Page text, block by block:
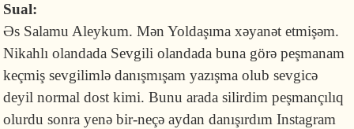
Sual:
Əs Salamu Aleykum. Mən Yoldaşıma xəyanət etmişəm.
Nikahlı olandada Sevgili olandada buna görə peşmanam
keçmiş sevgilimlə danışmışam yazışma olub sevgicə
deyil normal dost kimi. Bunu arada silirdim peşmançılıq
olurdu sonra yenə bir-neçə aydan danışırdım Instagram